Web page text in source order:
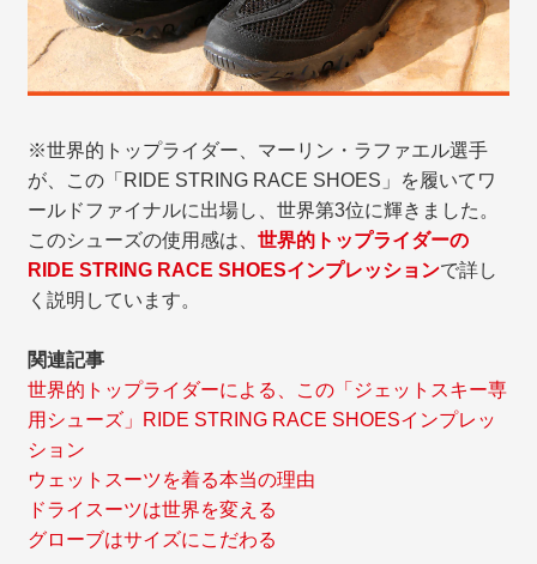
※世界的トップライダー、マーリン・ラファエル選手
が、この「RIDE STRING RACE SHOES」を履いてワ
ールドファイナルに出場し、世界第3位に輝きました。
このシューズの使用感は、世界的トップライダーの
RIDE STRING RACE SHOESインプレッションで詳し
く説明しています。
関連記事
世界的トップライダーによる、この「ジェットスキー専
用シューズ」RIDE STRING RACE SHOESインプレッ
ション
ウェットスーツを着る本当の理由
ドライスーツは世界を変える
グローブはサイズにこだわる